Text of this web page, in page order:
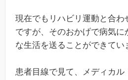
現在でもリハビリ運動と合わ
ですが、そのおかげで病気
な生活を送ることができてい
患者目線で見て、メディカル